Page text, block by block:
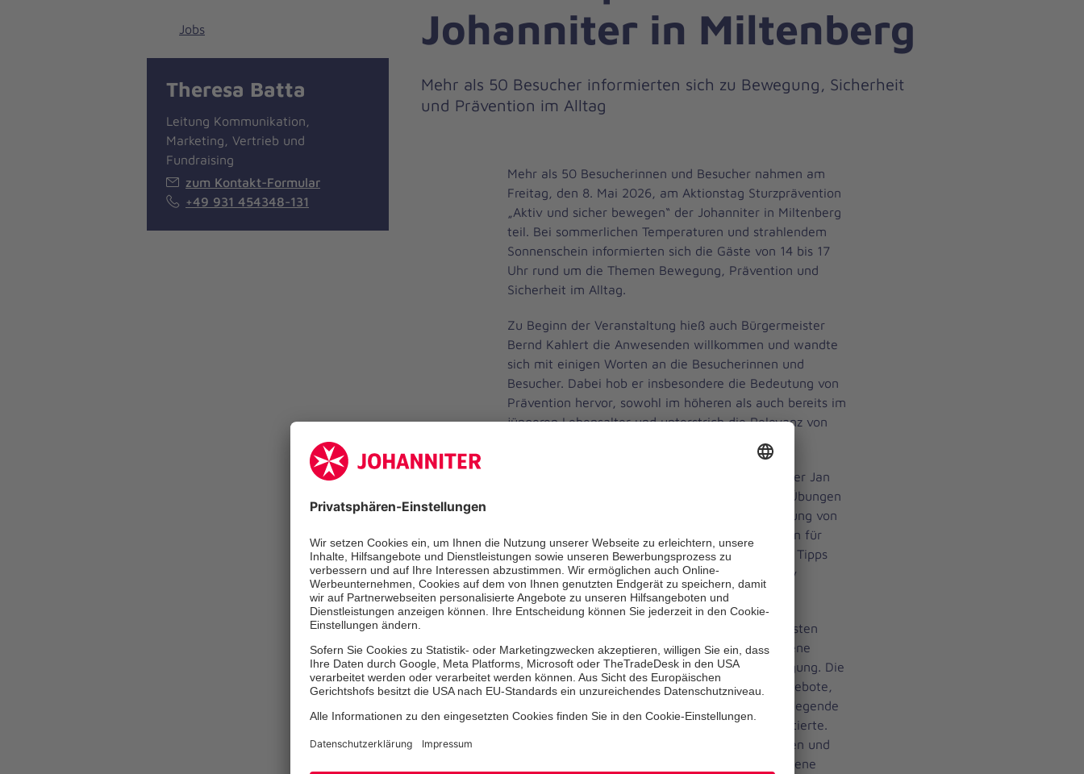
Johanniter in Miltenberg
Mehr als 50 Besucher informierten sich zu Bewegung, Sicherheit
und Prävention im Alltag
Mehr als 50 Besucherinnen und Besucher nahmen am
Freitag, den 8. Mai 2026, am Aktionstag Sturzprävention
„Aktiv und sicher bewegen“ der Johanniter in Miltenberg
teil. Bei sommerlichen Temperaturen und strahlendem
Sonnenschein informierten sich die Gäste von 14 bis 17
Uhr rund um die Themen Bewegung, Prävention und
Sicherheit im Alltag.
Zu Beginn der Veranstaltung hieß auch Bürgermeister
Bernd Kahlert die Anwesenden willkommen und wandte
sich mit einigen Worten an die Besucherinnen und
Besucher. Dabei hob er insbesondere die Bedeutung von
Prävention hervor, sowohl im höheren als auch bereits im
jüngeren Lebensalter und unterstrich die Relevanz von
Nach der offiziellen Eröffnung durch Regionalleiter Jan
Vrubl konnten die Teilnehmenden verschiedene Übungen
zur Sturzprävention ausprobieren. Unter der Leitung von
Christiane Helmstetter-Schaubhut, Übungsleiterin für
Seniorensport, erhielten die Besucher praktische Tipps
und Anregungen, wie sich Stürzen im Alltag aktiv
vorbeugen lässt.
Neben dem Bewegungsangebot standen den Gästen
während der gesamten Veranstaltung verschiedene
Informations- und Beratungsangebote zur Verfügung. Die
Johanniter informierten über ihre regionalen Angebote,
während die Beratungsstelle für Senioren und pflegende
Angehörige ihre Unterstützungsangebote präsentierte.
Auch das WFP-Sanitätshaus war vor Ort vertreten und
stellte neben individuellen Beratungen verschiedene
Jobs
Theresa Batta
Leitung Kommunikation,
Marketing, Vertrieb und
Fundraising
zum Kontakt-Formular
+49 931 454348-131